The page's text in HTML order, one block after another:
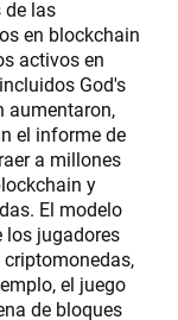
de las
​​en blockchain
activos en
God's
aumentaron,
el informe de
a millones
y
El modelo
los jugadores
el juego
de bloques